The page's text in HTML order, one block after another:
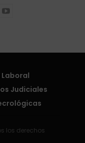
Laboral
Judiciales
los derechos